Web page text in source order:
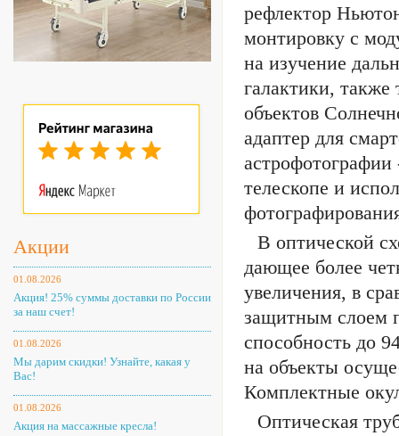
Акции
01.08.2026
Акция! 25% суммы доставки по России
за наш счет!
01.08.2026
Мы дарим скидки! Узнайте, какая у
Вас!
01.08.2026
Акция на массажные кресла!
рефлектор
монтировку с
на изучение
галактики, также
объектов
адаптер для
телескопе и
В оптической
дающее более
увеличения, в
защитным слоем
способность до
на объекты
Комплектные
Оптическая